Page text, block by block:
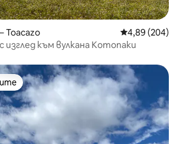
Toacazo Средна
4,89 (204)
изглед към вулкана Котопаки